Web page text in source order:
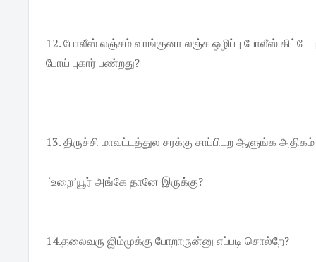
12. போலீஸ் லஞ்சம் வாங்குனா லஞ்ச ஒழிப்பு போலீஸ் கிட்டே
போய் புகார் பண்றது?
13. திருச்சி மாவட்டத்துல சரக்கு சாப்பிடற ஆளுங்க
‘உறை’யூர் அங்கே தானே இருக்கு?
14.தலைவரு ஜிம்முக்கு போறாருன்னு எப்படி சொல்றே?